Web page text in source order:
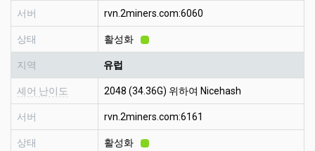
서버 rvn.2miners.com:6060
상태 활성화
지역 유럽
셰어 난이도 2048 (34.36G) 위하여 Nicehash
서버 rvn.2miners.com:6161
상태 활성화